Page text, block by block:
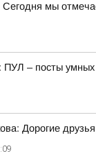
мы
– посты умных
Дорогие